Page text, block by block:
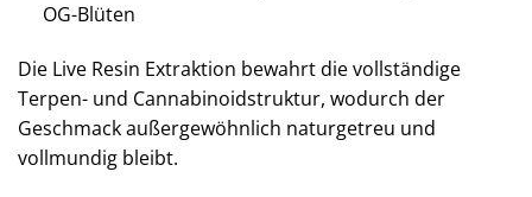
OG-Blüten
Die Live Resin Extraktion bewahrt die vollständige
Terpen- und Cannabinoidstruktur, wodurch der
Geschmack außergewöhnlich naturgetreu und
vollmundig bleibt.